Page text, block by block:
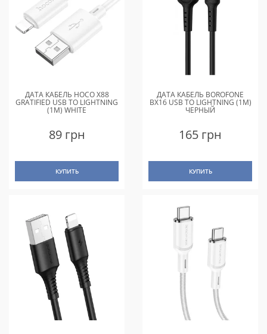
ДАТА КАБЕЛЬ HOCO X88
GRATIFIED USB TO LIGHTNING
(1M) WHITE
89 грн
КУПИТЬ
ДАТА КАБЕЛЬ BOROFONE
BX16 USB TO LIGHTNING (1M)
ЧЕРНЫЙ
165 грн
КУПИТЬ